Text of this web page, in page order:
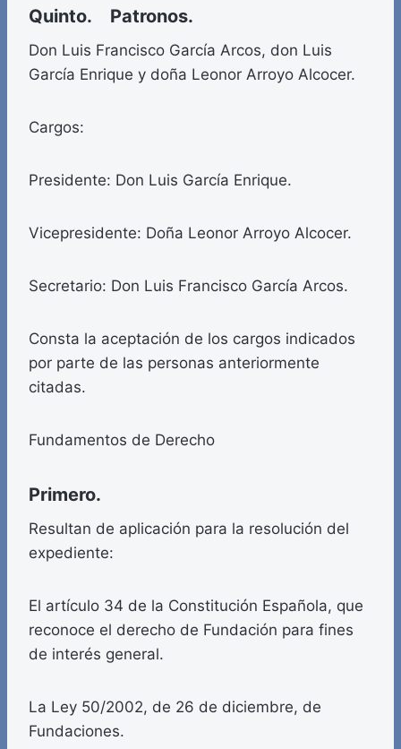
Quinto. Patronos.
Don Luis Francisco García Arcos, don Luis
García Enrique y doña Leonor Arroyo Alcocer.
Cargos:
Presidente: Don Luis García Enrique.
Vicepresidente: Doña Leonor Arroyo Alcocer.
Secretario: Don Luis Francisco García Arcos.
Consta la aceptación de los cargos indicados
por parte de las personas anteriormente
citadas.
Fundamentos de Derecho
Primero.
Resultan de aplicación para la resolución del
expediente:
El artículo 34 de la Constitución Española, que
reconoce el derecho de Fundación para fines
de interés general.
La Ley 50/2002, de 26 de diciembre, de
Fundaciones.